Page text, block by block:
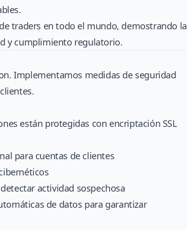
traders en todo el mundo, demostrando la
y cumplimiento regulatorio.
Implementamos medidas de seguridad
están protegidas con encriptación SSL
para cuentas de clientes
actividad sospechosa
de datos para garantizar